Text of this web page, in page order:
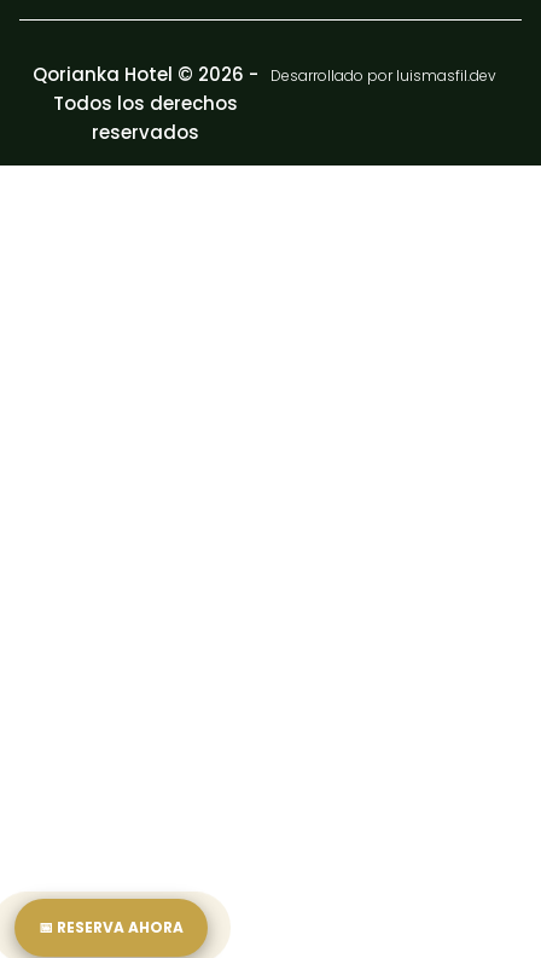
Qorianka Hotel © 2026 -
Todos los derechos
reservados
Desarrollado por luismasfil.dev
📅 RESERVA AHORA